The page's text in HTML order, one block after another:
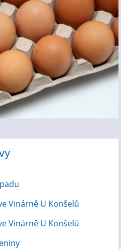
Vinárně U Konšelů
Vinárně U Konšelů